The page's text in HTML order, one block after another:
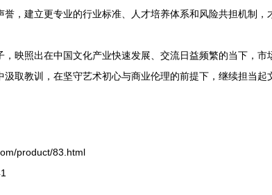
，建立更专业的行业标准、人才培养体系和风险共担机制，
映照出在中国文化产业快速发展、交流日益频繁的当下，市
取教训，在坚守艺术初心与商业伦理的前提下，继续担当起
product/83.html